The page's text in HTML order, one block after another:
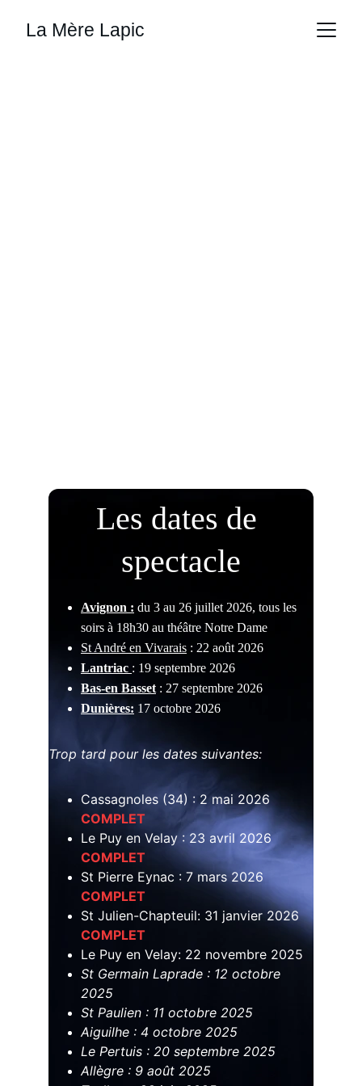
La Mère Lapic
Avignon : du 3 au 26 juillet 2026, tous les
soirs à 18h30 au théâtre Notre Dame
St André en Vivarais : 22 août 2026
Lantriac : 19 septembre 2026
Bas-en Basset : 27 septembre 2026
Dunières: 17 octobre 2026
Trop tard pour les dates suivantes:
Cassagnoles (34) : 2 mai 2026
COMPLET
Le Puy en Velay : 23 avril 2026
COMPLET
St Pierre Eynac : 7 mars 2026
COMPLET
St Julien-Chapteuil: 31 janvier 2026
COMPLET
Le Puy en Velay: 22 novembre 2025
St Germain Laprade : 12 octobre
2025
St Paulien : 11 octobre 2025
Aiguilhe : 4 octobre 2025
Le Pertuis : 20 septembre 2025
Allègre : 9 août 2025
Les dates de
spectacle